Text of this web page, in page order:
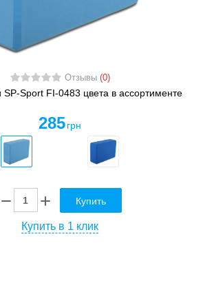
Отзывы (0)
SP-Sport FI-0483 цвета в ассортименте
285 грн
Купить
Купить в 1 клик